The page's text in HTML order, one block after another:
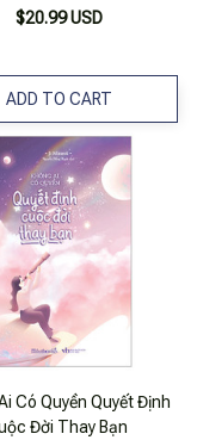
$20.99 USD
ADD TO CART
Có Quyền Quyết Định
Đời Thay Bạn